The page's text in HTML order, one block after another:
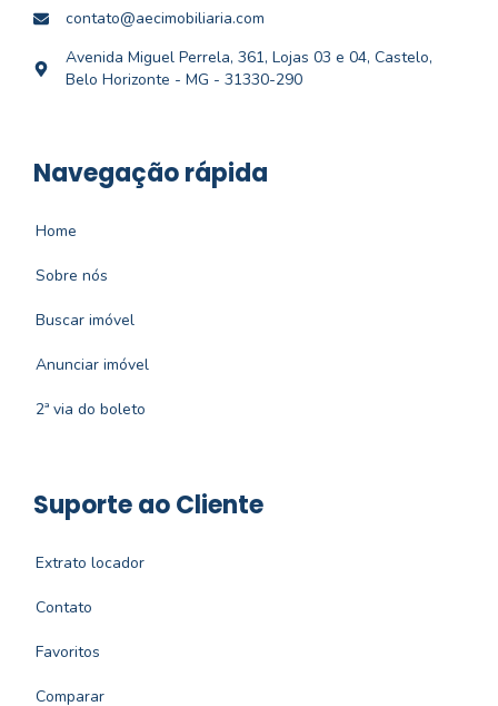
contato@aecimobiliaria.com
Avenida Miguel Perrela, 361, Lojas 03 e 04, Castelo,
Belo Horizonte - MG - 31330-290
Navegação rápida
Home
Sobre nós
Buscar imóvel
Anunciar imóvel
2ª via do boleto
Suporte ao Cliente
Extrato locador
Contato
Favoritos
Comparar